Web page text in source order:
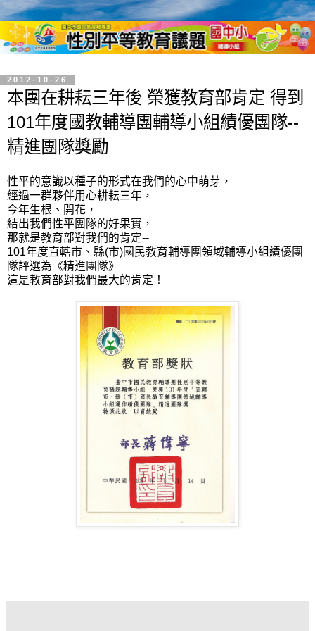
2012-10-26
本團在耕耘三年後 榮獲教育部肯定 得到
101年度國教輔導團輔導小組績優團隊--
精進團隊獎勵
性平的意識以種子的形式在我們的心中萌芽，
經過一群夥伴用心耕耘三年，
今年生根、開花，
結出我們性平團隊的好果實，
那就是教育部對我們的肯定--
101年度直轄市、縣(市)國民教育輔導團領域輔導小組績優團
隊評選為《精進團隊》
這是教育部對我們最大的肯定！